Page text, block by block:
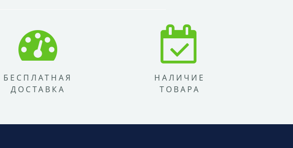
БЕСПЛАТНАЯ
ДОСТАВКА
НАЛИЧИЕ
ТОВАРА